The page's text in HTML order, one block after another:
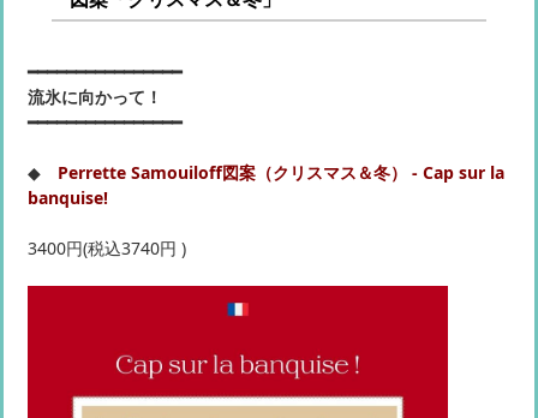
━━━━━━━━━━━━━━━━
流氷に向かって！
━━━━━━━━━━━━━━━━
◆ Perrette Samouiloff図案（クリスマス＆冬） - Cap sur la
banquise!
3400円(税込3740円 )